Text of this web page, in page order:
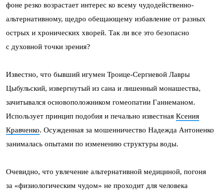
фоне резко возрастает интерес ко всему чудодейственно-
альтернативному, щедро обещающему избавление от разных
острых и хронических хворей. Так ли все это безопасно
с духовной точки зрения?
Известно, что бывший игумен Троице-Сергиевой Лавры
Цыбульский, извергнутый из сана и лишенный монашества,
зачитывался основоположником гомеопатии Ганнеманом.
Использует принцип подобия и печально известная Ксения
Кравченко. Осужденная за мошенничество Надежда Антоненко
занималась опытами по изменению структуры воды.
Очевидно, что увлечение альтернативной медициной, погоня
за «физиологическим чудом» не проходит для человека